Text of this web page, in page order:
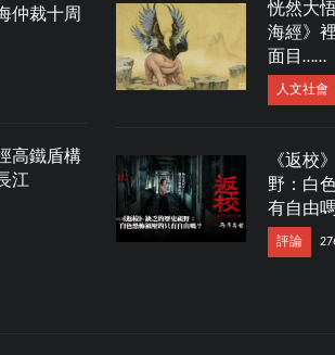
仲裁十周
高鐵盾構
江
恍然大
海經》
面目……
人文社會
《返校
野：白
有自由
評論